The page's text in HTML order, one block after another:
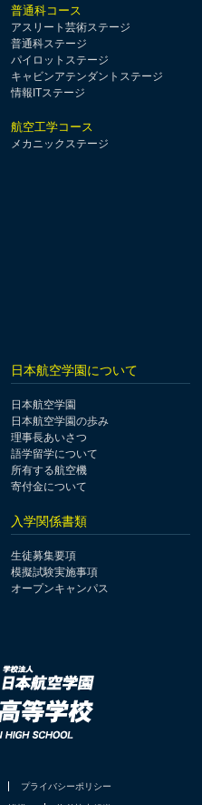
普通科コース
アスリート芸術ステージ
普通科ステージ
パイロットステージ
キャビンアテンダントステージ
情報ITステージ
航空工学コース
メカニックステージ
日本航空学園について
日本航空学園
日本航空学園の歩み
理事長あいさつ
語学留学について
所有する航空機
寄付金について
入学関係書類
生徒募集要項
模擬試験実施事項
オープンキャンパス
プライバシーポリシー